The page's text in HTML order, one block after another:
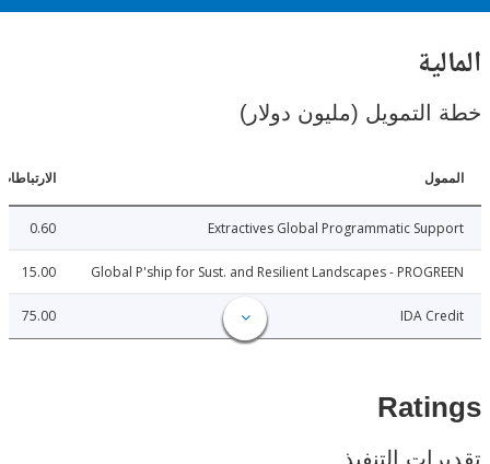
(مليون دولار)
الارتباطات
Extractives Global Programmatic
Global P'ship for Sust. and Resilient Landscapes -
15.00
IDA
التنفيذ